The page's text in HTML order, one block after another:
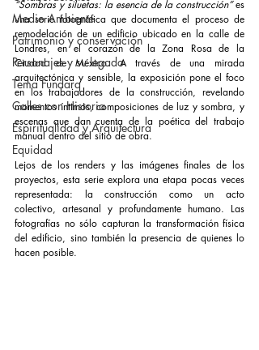
Medio Ambiente
Patrimonio y conservación
Personajes y su legado
Tema Fundarq
Calles con Historia
Espiritualidad y Arquitectura
Equidad
“Sombras y siluetas: la esencia de la construcción” es
una serie fotográfica que documenta el proceso de
remodelación de un edificio ubicado en la calle de
Londres, en el corazón de la Zona Rosa de la
Ciudad de México. A través de una mirada
arquitectónica y sensible, la exposición pone el foco
en los trabajadores de la construcción, revelando
momentos íntimos, composiciones de luz y sombra, y
escenas que dan cuenta de la poética del trabajo
manual dentro del sitio de obra.
Lejos de los renders y las imágenes finales de los
proyectos, esta serie explora una etapa pocas veces
representada: la construcción como un acto
colectivo, artesanal y profundamente humano. Las
fotografías no sólo capturan la transformación física
del edificio, sino también la presencia de quienes lo
hacen posible.